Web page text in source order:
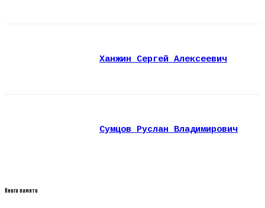
Ханжин Сергей Алексеевич
Сумцов Руслан Владимирович
Книга памяти